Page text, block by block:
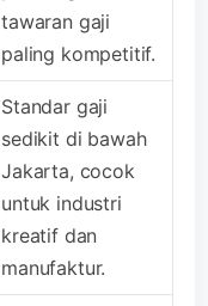
tawaran gaji
paling kompetitif.
Standar gaji
sedikit di bawah
Jakarta, cocok
untuk industri
kreatif dan
manufaktur.